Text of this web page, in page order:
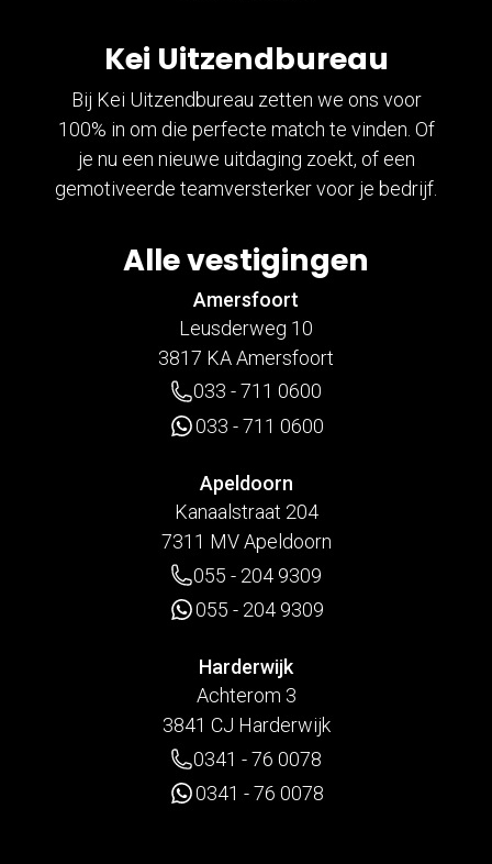
Kei Uitzendbureau
Bij Kei Uitzendbureau zetten we ons voor
100% in om die perfecte match te vinden. Of
je nu een nieuwe uitdaging zoekt, of een
gemotiveerde teamversterker voor je bedrijf.
Alle vestigingen
Amersfoort
Leusderweg 10
3817 KA Amersfoort
033 - 711 0600
033 - 711 0600
Apeldoorn
Kanaalstraat 204
7311 MV Apeldoorn
055 - 204 9309
055 - 204 9309
Harderwijk
Achterom 3
3841 CJ Harderwijk
0341 - 76 0078
0341 - 76 0078